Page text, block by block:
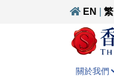
EN 繁
關於我們